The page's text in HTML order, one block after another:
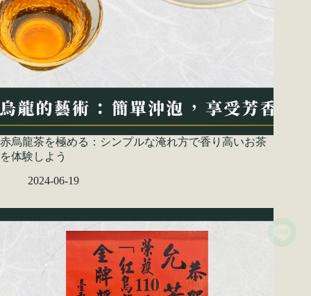
赤烏龍茶を極める：シンプルな淹れ方で香り高いお茶
を体験しよう
2024-06-19